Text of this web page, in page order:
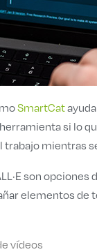
SmartCat
si lo
mientras
son
elementos
vídeos